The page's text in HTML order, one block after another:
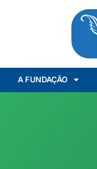
A FUNDAÇÃO